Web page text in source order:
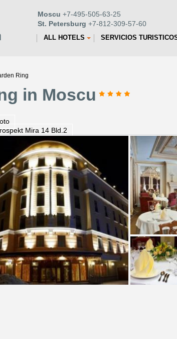
Moscu +7-495-505-63-25
St. Petersburg +7-812-309-57-60
ALL HOTELS SERVICIOS
Ring
in Moscu
Mira 14 Bld.2